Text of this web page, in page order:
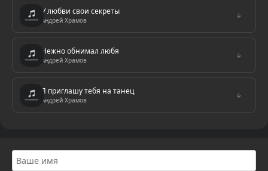
У любви свои секреты
Андрей Храмов
↓
Нежно обнимал любя
Андрей Храмов
↓
Я приглашу тебя на танец
Андрей Храмов
↓